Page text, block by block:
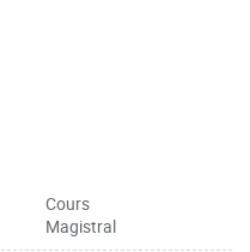
Cours
Magistral